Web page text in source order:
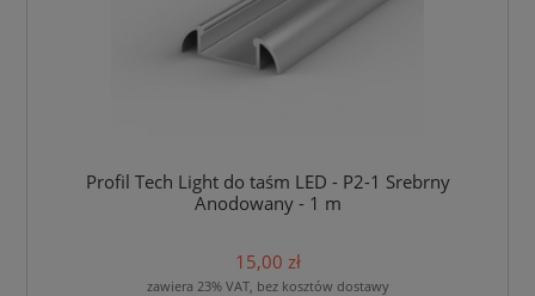
Profil Tech Light do taśm LED - P2-1 Srebrny
Anodowany - 1 m
15,00 zł
zawiera 23% VAT, bez kosztów dostawy